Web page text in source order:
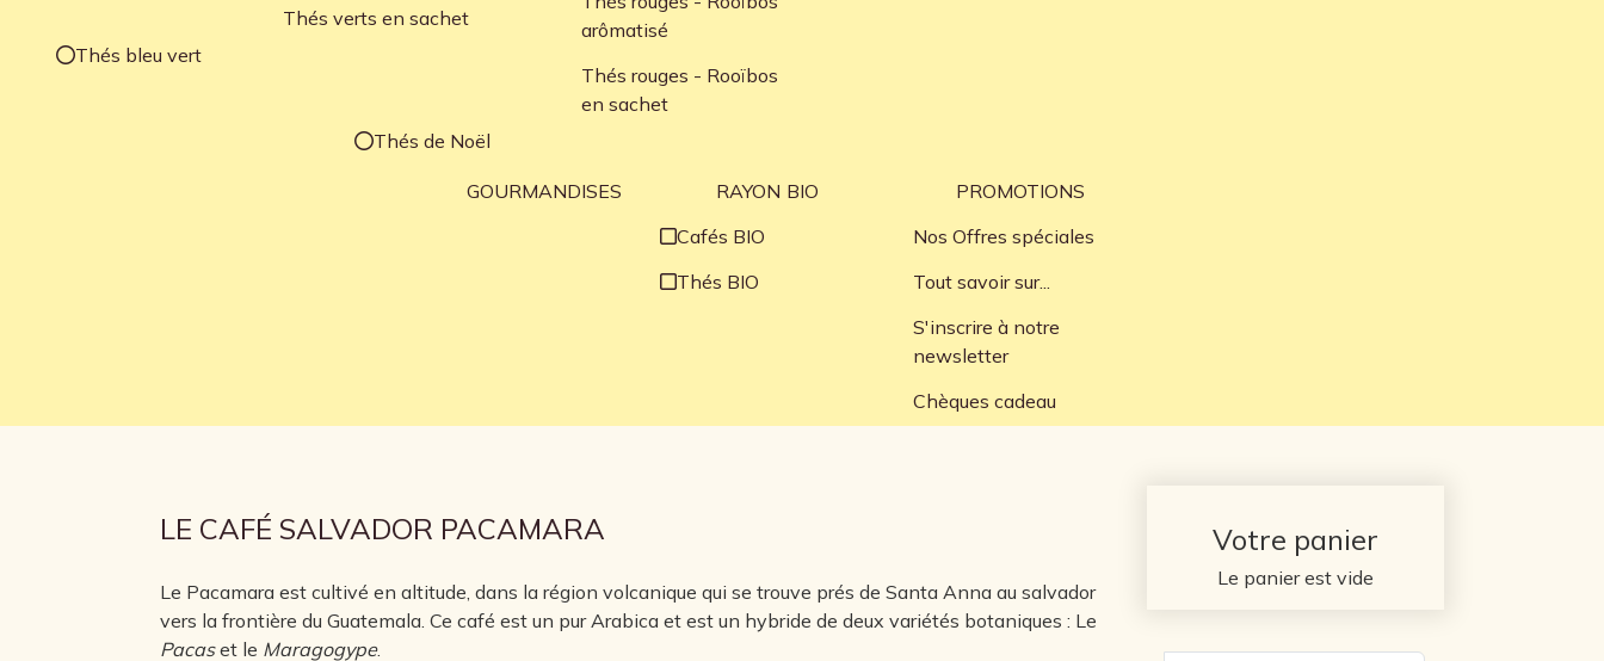
Thés verts en sachet
Thés bleu vert
arômatisé
Thés rouges - Rooïbos
en sachet
Thés de Noël
GOURMANDISES
RAYON BIO
Cafés BIO
Thés BIO
PROMOTIONS
Nos Offres spéciales
Tout savoir sur...
S'inscrire à notre
newsletter
Chèques cadeau
LE CAFÉ SALVADOR PACAMARA
Le Pacamara est cultivé en altitude, dans la région volcanique qui se trouve prés de Santa Anna au salvador
vers la frontière du Guatemala. Ce café est un pur Arabica et est un hybride de deux variétés botaniques : Le
Pacaset le Maragogype.
Votre panier
Le panier est vide